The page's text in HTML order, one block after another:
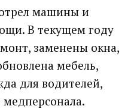
машины и
В текущем году
заменены окна,
мебель,
для водителей,